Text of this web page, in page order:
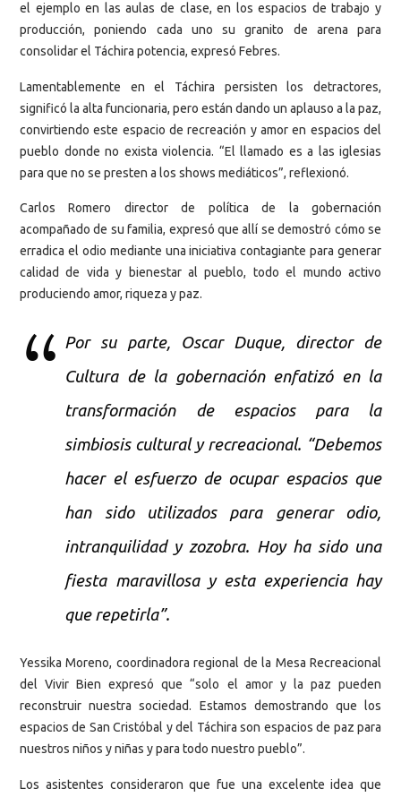
el ejemplo en las aulas de clase, en los espacios de trabajo y
producción, poniendo cada uno su granito de arena para
consolidar el Táchira potencia, expresó Febres.
Lamentablemente en el Táchira persisten los detractores,
significó la alta funcionaria, pero están dando un aplauso a la paz,
convirtiendo este espacio de recreación y amor en espacios del
pueblo donde no exista violencia. “El llamado es a las iglesias
para que no se presten a los shows mediáticos”, reflexionó.
Carlos Romero director de política de la gobernación
acompañado de su familia, expresó que allí se demostró cómo se
erradica el odio mediante una iniciativa contagiante para generar
calidad de vida y bienestar al pueblo, todo el mundo activo
produciendo amor, riqueza y paz.
Por su parte, Oscar Duque, director de
Cultura de la gobernación enfatizó en la
transformación de espacios para la
simbiosis cultural y recreacional. “Debemos
hacer el esfuerzo de ocupar espacios que
han sido utilizados para generar odio,
intranquilidad y zozobra. Hoy ha sido una
fiesta maravillosa y esta experiencia hay
que repetirla”.
Yessika Moreno, coordinadora regional de la Mesa Recreacional
del Vivir Bien expresó que “solo el amor y la paz pueden
reconstruir nuestra sociedad. Estamos demostrando que los
espacios de San Cristóbal y del Táchira son espacios de paz para
nuestros niños y niñas y para todo nuestro pueblo”.
Los asistentes consideraron que fue una excelente idea que